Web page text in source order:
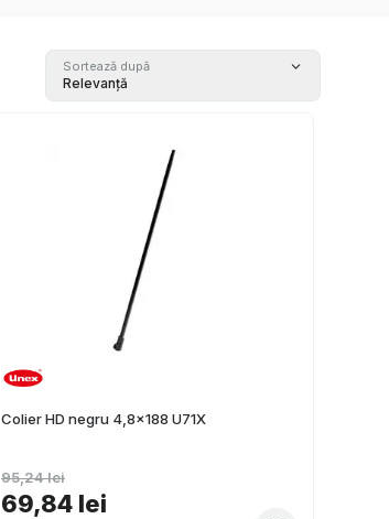
Sortează după
Relevanță
Colier HD negru 4,8x188 U71X
69,84 lei
95,24 lei